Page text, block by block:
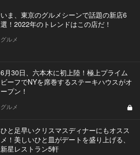
いま、東京のグルメシーンで話題の新店6
選！2022年のトレンドはこの店だ！
グルメ
6月30日、六本木に初上陸！極上プライム
ビーフでNYを席巻するステーキハウスがオ
ープン！
グルメ
ひと足早いクリスマスディナーにもオスス
メ！美しいひと皿がデートを盛り上げる、
新星レストラン5軒